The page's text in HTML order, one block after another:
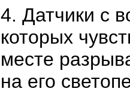
4. Датчики с
которых
месте
на его